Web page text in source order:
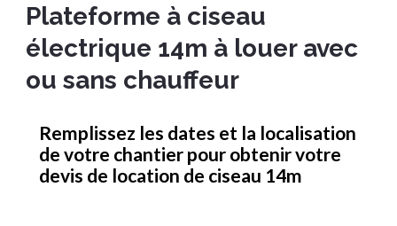
Plateforme à ciseau
électrique 14m à louer avec
ou sans chauffeur
Remplissez les dates et la localisation
de votre chantier pour obtenir votre
devis de location de ciseau 14m